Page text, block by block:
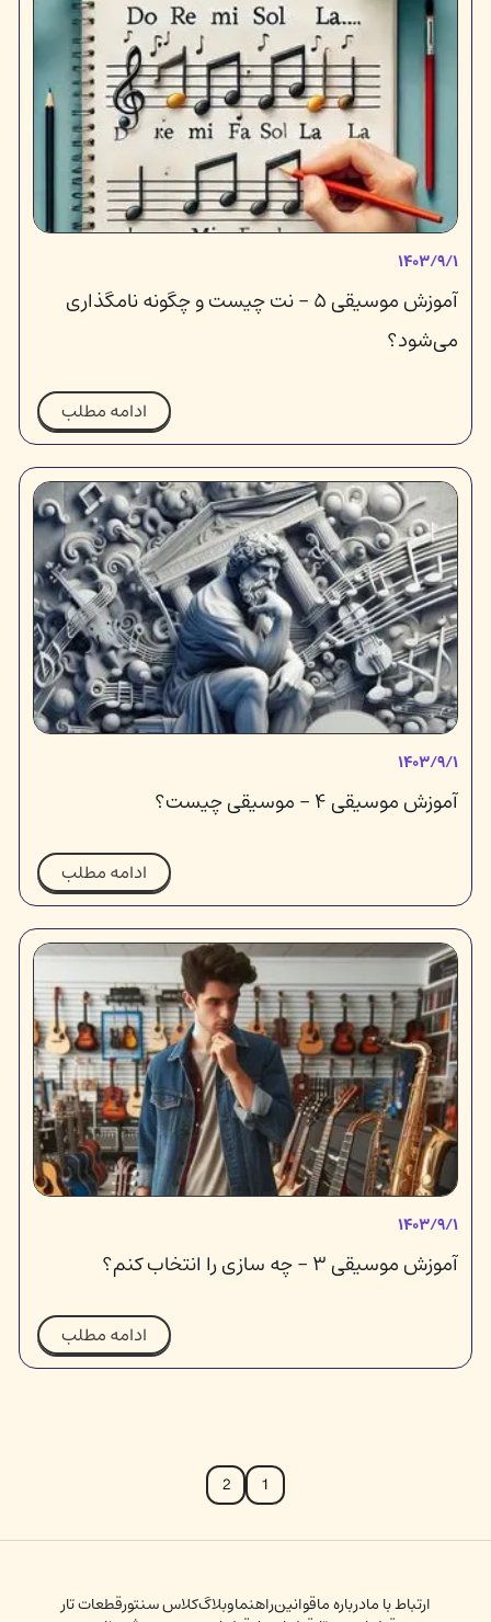
۱۴۰۳/۹/۱
آموزش موسیقی ۵ - نت چیست و چگونه نامگذاری
می‌شود؟
ادامه مطلب
۱۴۰۳/۹/۱
آموزش موسیقی ۴ - موسیقی چیست؟
ادامه مطلب
۱۴۰۳/۹/۱
آموزش موسیقی ۳ - چه سازی را انتخاب کنم؟
ادامه مطلب
1
2
ارتباط با مادرباره ماقوانینراهنماوبلاگکلاس سنتورقطعات تار